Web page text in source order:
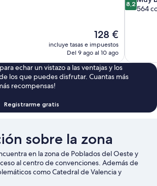
El
precio
actual
de
128 €
128 €
incluye tasas e impuestos
Del 9 ago al 10 ago
sobre
8,2
564
echar un vistazo a las ventajas y los
los que puedes disfrutar. Cuantas más
recompensas!
Registrarme gratis
sobre la zona
en la zona de Poblados del Oeste y
al centro de convenciones. Además de
como Catedral de Valencia y
rodearte de naturaleza en Playa